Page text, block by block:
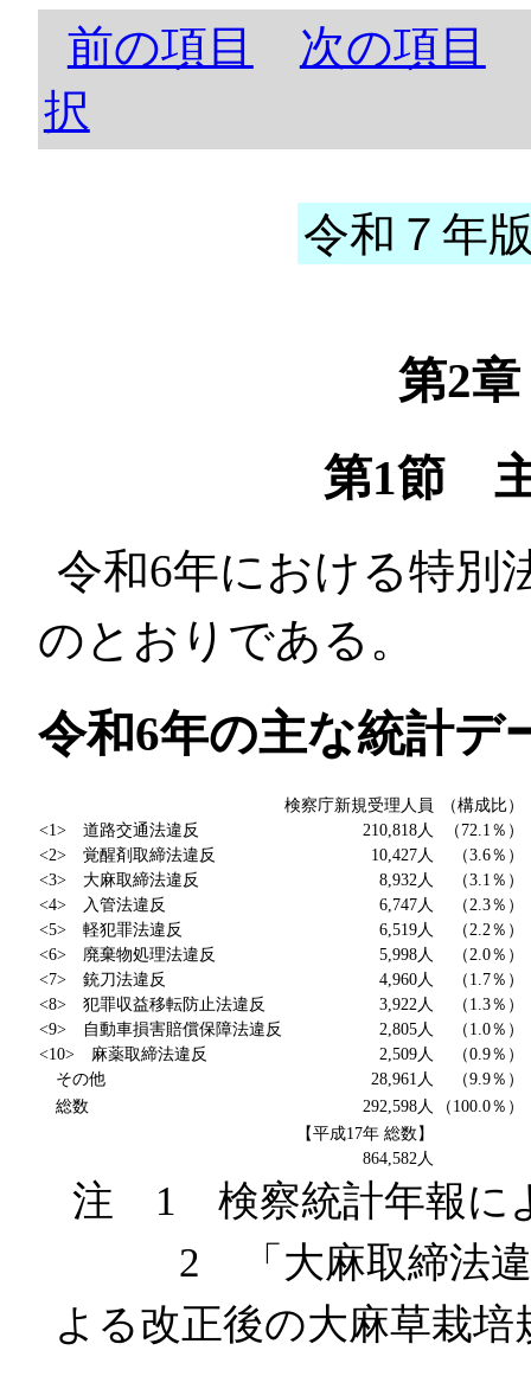
前の項目
次の項目
択
令和７年
第2
第1節
令和6年における特別
のとおりである。
令和6年の主な統計デ
検察庁新規受理人員
（構成比）
<1> 道路交通法違反
210,818人
（72.1％）
<2> 覚醒剤取締法違反
10,427人
（3.6％）
<3> 大麻取締法違反
8,932人
（3.1％）
<4> 入管法違反
6,747人
（2.3％）
<5> 軽犯罪法違反
6,519人
（2.2％）
<6> 廃棄物処理法違反
5,998人
（2.0％）
<7> 銃刀法違反
4,960人
（1.7％）
<8> 犯罪収益移転防止法違反
3,922人
（1.3％）
<9> 自動車損害賠償保障法違反
2,805人
（1.0％）
<10> 麻薬取締法違反
2,509人
（0.9％）
その他
28,961人
（9.9％）
総数
292,598人
（100.0％）
【平成17年 総数】
864,582人
注 1 検察統計年報に
2 「大麻取締法違反
よる改正後の大麻草栽